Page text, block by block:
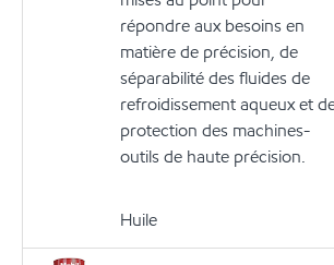
répondre aux besoins en
matière de précision, de
séparabilité des fluides de
refroidissement aqueux et
protection des machines-
outils de haute précision.
Huile